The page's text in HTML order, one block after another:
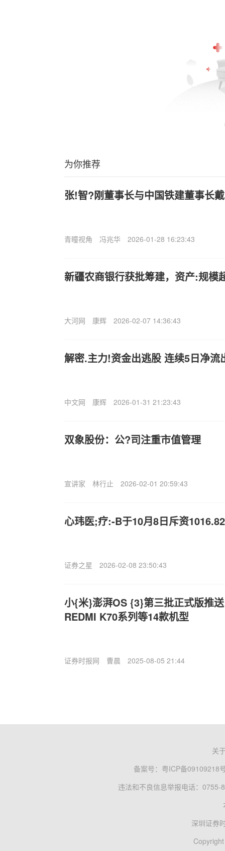
为你推荐
张!智?刚董事长与中国铁建董事长
青瞳视角 冯兆华 2026-01-28 16:23:43
新疆农商银行获批筹建，资产:规模
大河网 康辉 2026-02-07 14:36:43
解密.主力!资金出逃股 连续5日净流
中文网 康辉 2026-01-31 21:23:43
双象股份：公?司注重市值管理
宣讲家 林行止 2026-02-01 20:59:43
心玮医;疗:-B于10月8日斥资
证券之星 2026-02-08 23:50:43
小{米}澎湃OS {3}第三批正式版推
REDMI K70系列等14款机型
证券时报网 曹晨 2025-08-05 21:44
关
备案号： 粤ICP备09109218
违法和不良信息举报电话：0755-
深圳证券